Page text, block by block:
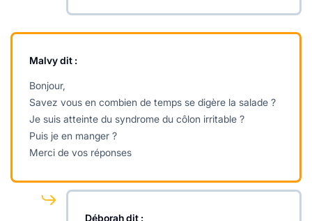
Malvydit :
Bonjour,
Savez vous en combien de temps se digère la salade ?
Je suis atteinte du syndrome du côlon irritable ?
Puis je en manger ?
Merci de vos réponses
Déborahdit :